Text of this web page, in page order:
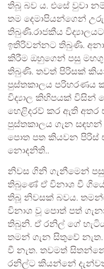
තිබූ බව ය. එසේ වුවා
තම දෙමාපියන්ගෙන්
තිබුණි.රාජකීය
ඉතිරිවන්නට තිබුණි.
කිරීම ඔහුගෙන් පසු
තිබුණි. තවත් පිරිසක්
පුස්තකාලය පරිහරණය
විද්‍යාල කිහිපයක් විසින්
හෙළිදරව් කර ඇති අතර
පුස්තකාලය ගැන
පොත පත කියවන පිරිස්
නොදනිති..
නිවස ගිනි ගැනීමෙන්
තිබුණේ ඒ විනාශ වී ගියේ
තිබූ නිවසක් බවය.
විනාශ වූ පොත් පත්
තිබුනි. ඒ රනිල් ගේ
තමන් ගැන සිතුවේ
වී නැත. තවමත්
රනිල්ට කියන්නේ